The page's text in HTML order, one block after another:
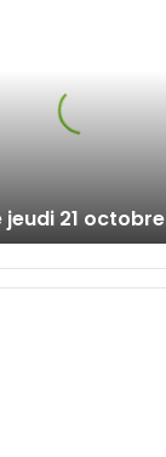
jeudi 21 octobre